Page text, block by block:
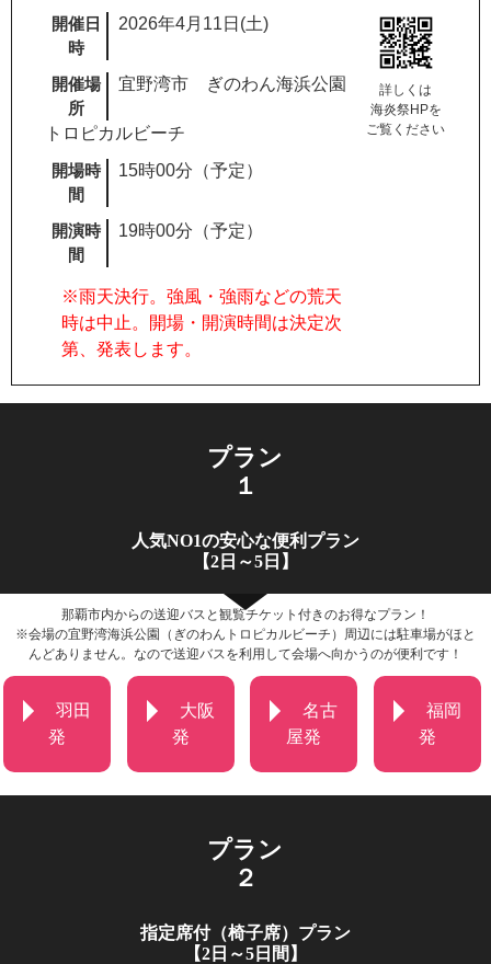
開催日
時
2026年4月11日(土)
開催場
所
宜野湾市 ぎのわん海浜公園
トロピカルビーチ
開場時
間
15時00分（予定）
開演時
間
19時00分（予定）
※雨天決行。強風・強雨などの荒天
時は中止。開場・開演時間は決定次
第、発表します。
詳しくは
海炎祭HPを
ご覧ください
プラン
１
人気NO1の安心な便利プラン
【2日～5日】
那覇市内からの送迎バスと観覧チケット付きのお得なプラン！
※会場の宜野湾海浜公園（ぎのわんトロピカルビーチ）周辺には駐車場がほと
んどありません。なので送迎バスを利用して会場へ向かうのが便利です！
羽田
発
大阪
発
名古
屋発
福岡
発
プラン
２
指定席付（椅子席）プラン
【2日～5日間】